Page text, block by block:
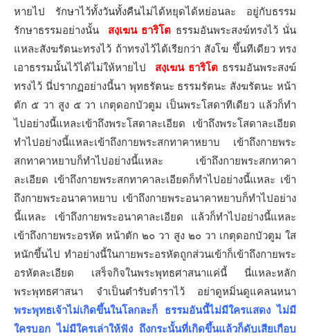
หายไป รักษาไว้ทั้งวันทั้งคืนไม่ได้หยุดได้หย่อนละ อยู่กับธรรม
รักษาธรรมอย่างนั้น สงฺเฆน ธาริโต ธรรมอันพระสงฆ์ทรงไว้ นั่น
แหละสังฆรัตนะทรงไว้ ถ้าทรงไว้ได้เรียกว่า สังโฆ ขึ้นทีเดียว ทรง
เอาธรรมนั้นไว้ได้ไม่ให้หายไป สงฺเฆน ธาริโตธรรมอันพระสงฆ์
ทรงไว้ นี่ปรากฏอย่างนี้นา พุทธรัตนะ ธรรมรัตนะ สังฆรัตนะ หน้า
ตัก ๕ วา สูง ๕ วา เกตุดอกบัวตูม เป็นพระโสดาทีเดียว แล้วก็ทำ
ไปอย่างนี้แหละเข้าถึงพระโสดาละเอียด เข้าถึงพระโสดาละเอียด
ทำไปอย่างนี้แหละเข้าถึงกายพระสกทาคาหยาบ เข้าถึงกายพระ
สกทาคาหยาบก็ทำไปอย่างนี้แหละ เข้าถึงกายพระสกทาคา
ละเอียด เข้าถึงกายพระสกทาคาละเอียดก็ทำไปอย่างนี้แหละ เข้า
ถึงกายพระอนาคาหยาบ เข้าถึงกายพระอนาคาหยาบก็ทำไปอย่าง
นี้แหละ เข้าถึงกายพระอนาคาละเอียด แล้วก็ทำไปอย่างนี้แหละ
เข้าถึงกายพระอรหัต หน้าตัก ๒๐ วา สูง ๒๐ วา เกตุดอกบัวตูม ใส
หนักขึ้นไป ทำอย่างนี้ในกายพระอรหัตถูกส่วนเข้าก็เข้าถึงกายพระ
อรหัตละเอียด เสร็จกิจในพระพุทธศาสนาแค่นี้ นี่แหละหลัก
พระพุทธศาสนา จำเป็นตำรับตำราไว้ อย่าดูหมิ่นดูแคลนหนา
พระพุทธเจ้าไม่เกิดขึ้นในโลกละก็ ธรรมอันนี้ไม่มีใครแสดง ไม่มี
ใครบอก ไม่มีใครเล่าให้ฟัง ถึงกระนั้นที่เกิดขึ้นแล้วก็ดับเสียเกือบ